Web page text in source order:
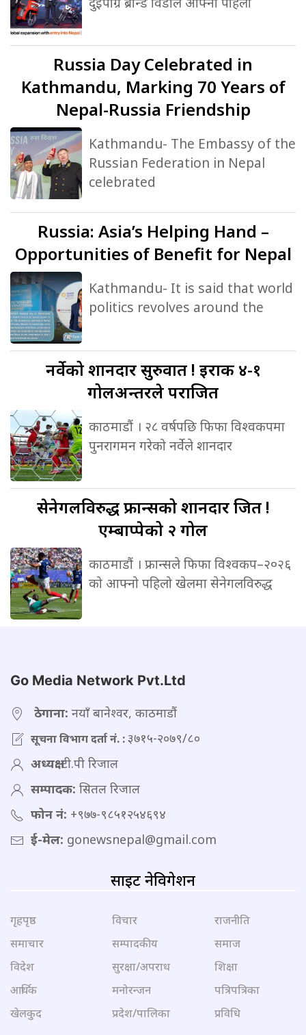
Russia Day Celebrated in
Kathmandu, Marking 70 Years of
Nepal-Russia Friendship
Kathmandu- The Embassy of the
Russian Federation in Nepal
celebrated
Russia: Asia’s Helping Hand –
Opportunities of Benefit for Nepal
Kathmandu- It is said that world
politics revolves around the
नर्वेकोशानदार सुरुवात ! इराक ४-१
गोलअन्तरले पराजित
काठमाडौं । २८ वर्षपछि फिफा विश्वकपमा
पुनरागमन गरेको नर्वेले शानदार
सेनेगलविरुद्धफ्रान्सको शानदार जित !
एम्बाप्पेको २ गोल
काठमाडौं । फ्रान्सले फिफा विश्वकप–२०२६
को आफ्नो पहिलो खेलमा सेनेगलविरुद्ध
Go Media Network Pvt.Ltd
ठेगाना: नयाँ बानेश्वर, काठमाडौं
सूचना विभाग दर्ता नं. :३७१५-२०७९/८०
अध्यक्ष:टी.पी रिजाल
सम्पादक: सितल रिजाल
फोन नं: +९७७-९८५१२५४६९४
ई-मेल: gonewsnepal@gmail.com
साइट नेविगेशन
गृहपृष्ठ
समाचार
विदेश
आर्थिक
खेलकुद
विचार
सम्पादकीय
सुरक्षा/अपराध
मनोरन्जन
प्रदेश/पालिका
राजनीति
समाज
शिक्षा
पत्रिपत्रिका
प्रविधि